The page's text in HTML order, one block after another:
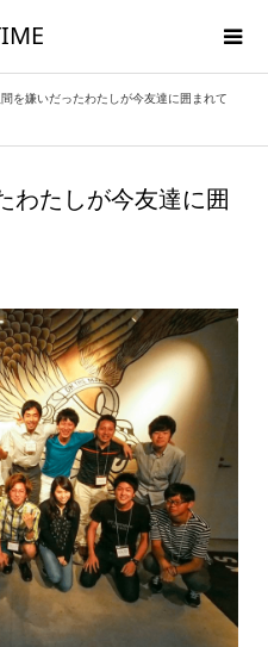
を嫌いだったわたしが今友達に囲まれて
わたしが今友達に囲